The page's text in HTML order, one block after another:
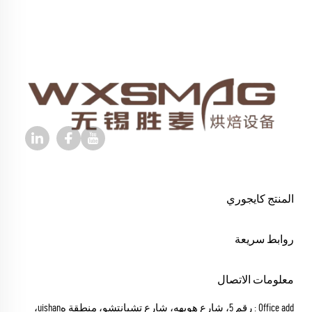
المنتج كايجوري
روابط سريعة
معلومات الاتصال
Office add : رقم 5، شارع هويهه، شارع تشيانتشو، منطقة هuishan،